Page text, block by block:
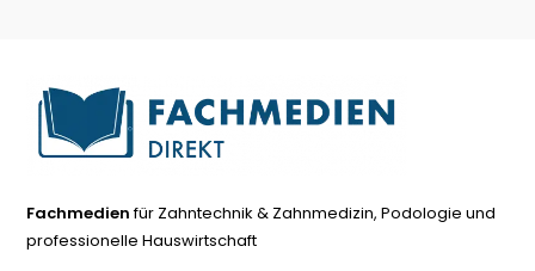
Fachmedienfür Zahntechnik & Zahnmedizin, Podologie und
professionelle Hauswirtschaft